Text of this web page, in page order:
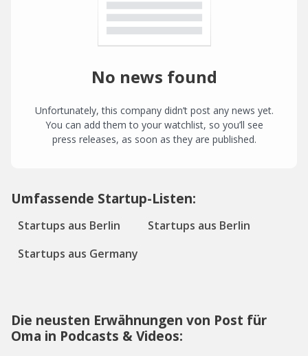
No news found
Unfortunately, this company didn’t post any news yet.
You can add them to your watchlist, so you’ll see
press releases, as soon as they are published.
Umfassende Startup-Listen:
Startups aus Berlin
Startups aus Berlin
Startups aus Germany
Die neusten Erwähnungen von Post für
Oma in Podcasts & Videos: